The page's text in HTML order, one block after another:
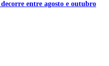
entre agosto e outubro